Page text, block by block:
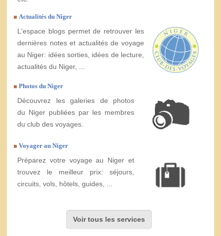
Actualités du Niger
L'espace blogs permet de retrouver les
dernières notes et actualités de voyage
au Niger: idées sorties, idées de lecture,
actualités du Niger, ...
Photos du Niger
Découvrez les galeries de photos
du Niger publiées par les membres
du club des voyages.
Voyager au Niger
Préparez votre voyage au Niger et
trouvez le meilleur prix: séjours,
circuits, vols, hôtels, guides, ...
Voir tous les services